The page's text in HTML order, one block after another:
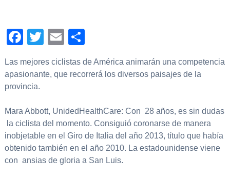
Facebook
TwitterEmail
Las mejores ciclistas de América animarán una competencia
apasionante, que recorrerá los diversos paisajes de la
provincia.
Mara Abbott, UnidedHealthCare: Con 28 años, es sin dudas
la ciclista del momento. Consiguió coronarse de manera
inobjetable en el Giro de Italia del año 2013, título que había
obtenido también en el año 2010. La estadounidense viene
con ansias de gloria a San Luis.